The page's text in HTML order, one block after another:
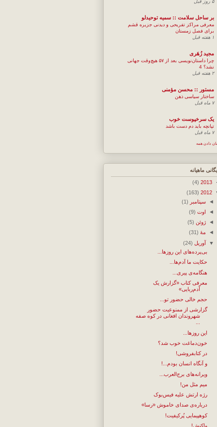
بر ساحل سلامت :: سمیه توحیدلو
معرفی مراکز تفریحی و دیدنی جزیره قشم
برای فصل زمستان
۱ هفته قبل
مجيد زُهَری
چرا داستان‌نویسی بعد از ۵۷ هیچ‌وقت جهانی
نشد؟ 4
۲ هفته قبل
مستور :: محسن مؤمنی
ساختار سیاسی ذهن
۷ ماه قبل
یک سرخپوست خوب
تپانچه باید دم دست باشد
۷ ماه قبل
دادن همه
ماهیانه
2013
(4)
2012
(163)
◄سپتامبر (1)
◄ اوت (9)
◄ژوئن (5)
◄ مهٔ (31)
▼آوریل (24)
بی‌پرده‌های این روزها...
حکایت ما آدم‌ها...
هنگامه‌ی پیری...
معرفی کتاب «گزارش یک
آدم‌ربایی»
حجم خالی حضور تو...
گزارشی از ممنوعیت حضور
شهروندان افغانی در کوه صفه
این روزها...
خون‌دماغت خوب شد؟
در کتابفروشی!
و آنگاه انسان بودم...!
ویرانه‌های برج‌العرب...
میم مثل من!
رژه ارتش علیه فیس‌بوک
درباره‌ی صدای خاموش «رسا»
کوهپیمایی پُرکیفیت!
واکنش!